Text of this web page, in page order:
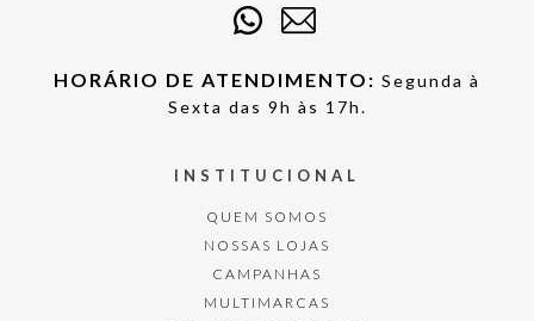
HORÁRIO DE ATENDIMENTO: Segunda à
Sexta das 9h às 17h.
INSTITUCIONAL
QUEM SOMOS
NOSSAS LOJAS
CAMPANHAS
MULTIMARCAS